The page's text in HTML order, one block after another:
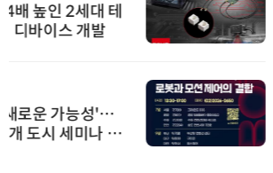
노보센스, PWM 고주파 과도 간섭
난제 극복…차량용 전류 감지 증폭
슈퍼솔루션, 2026 Next-Gen AI C
ooling Summit 성황리 성료